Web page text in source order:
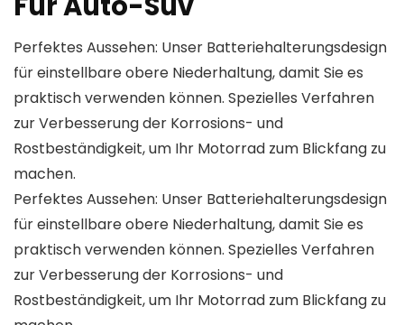
Perfektes Aussehen: Unser Batteriehalterungsdesign
für einstellbare obere Niederhaltung, damit Sie es
praktisch verwenden können. Spezielles Verfahren
zur Verbesserung der Korrosions- und
Rostbeständigkeit, um Ihr Motorrad zum Blickfang zu
machen.
Perfektes Aussehen: Unser Batteriehalterungsdesign
für einstellbare obere Niederhaltung, damit Sie es
praktisch verwenden können. Spezielles Verfahren
zur Verbesserung der Korrosions- und
Rostbeständigkeit, um Ihr Motorrad zum Blickfang zu